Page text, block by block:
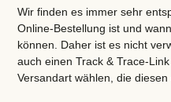
Wir finden es immer sehr
Online-Bestellung ist und
können. Daher ist es nicht
auch einen Track & Trace-
Versandart wählen, die diesen